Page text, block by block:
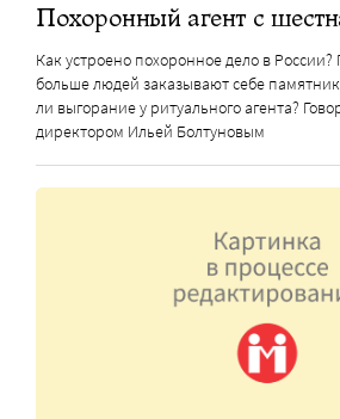
Похоронный агент с
Как устроено похоронное дело в России?
больше людей заказывают себе
ли выгорание у ритуального агента?
директором Ильей Болтуновым